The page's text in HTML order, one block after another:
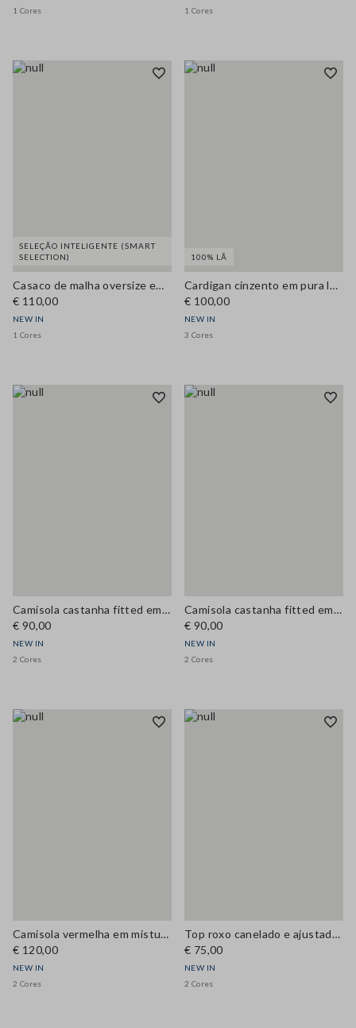
1 Cores
1 Cores
SELEÇÃO INTELIGENTE (SMART
SELECTION)
Casaco de malha oversize em algodão puro com padrão rendilhado
€ 110,00
NEW IN
1 Cores
100% LÃ
Cardigan cinzento em pura lã com decote redondo, regular fit
€ 100,00
NEW IN
3 Cores
Camisola castanha fitted em mistura de lyocell e seda
€ 90,00
NEW IN
2 Cores
Camisola castanha fitted em mistura de lyocell e seda
€ 90,00
NEW IN
2 Cores
Camisola vermelha em mistura de viscose com decote redondo e botões, corte regular
€ 120,00
NEW IN
2 Cores
Top roxo canelado e ajustado em mistura de liocel e seda
€ 75,00
NEW IN
2 Cores